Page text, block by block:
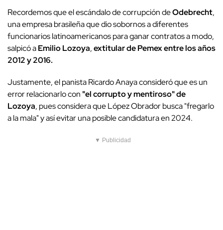
Recordemos que el escándalo de corrupción deOdebrecht,
una empresa brasileña que dio sobornos a diferentes
funcionarios latinoamericanos para ganar contratos a modo,
salpicó aEmilio Lozoya,extitular de Pemex entre los años
2012 y 2016.
Justamente, el panista Ricardo Anaya consideró que es un
error relacionarlo con "el corrupto y mentiroso" de
Lozoya, pues considera que López Obrador busca "fregarlo
a la mala" y así evitar una posible candidatura en 2024.
▼ Publicidad